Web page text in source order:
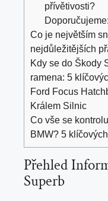
přívětivosti?
Doporučujeme:
Co je největším
nejdůležitějších
Kdy se do Škody
ramena: 5
Ford Focus
Králem Silnic
Co vše se
BMW? 5
Přehled
Superb